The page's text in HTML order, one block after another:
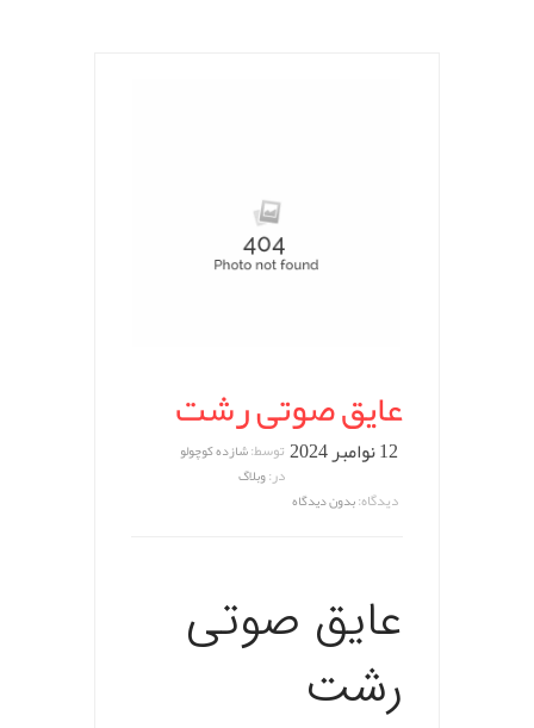
عایق صوتی رشت
12 نوامبر 2024 توسط:شازده کوچولو
در:وبلاگ
دیدگاه:بدون دیدگاه
عایق صوتی
رشت